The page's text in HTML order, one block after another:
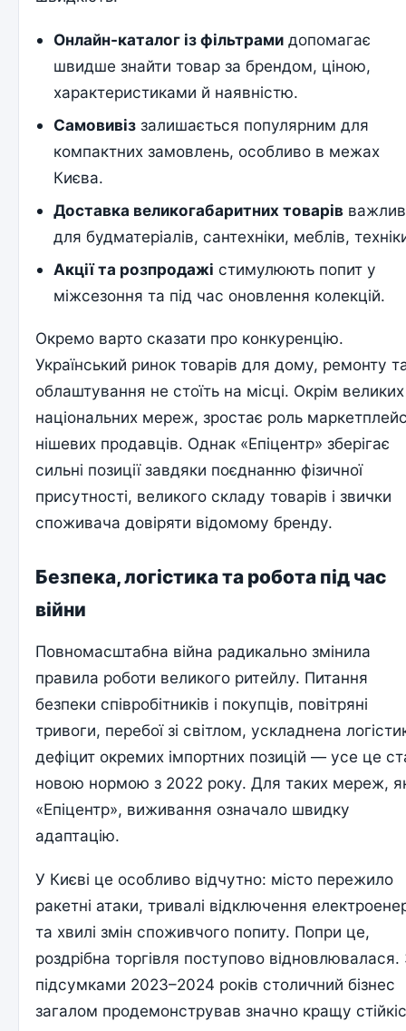
Онлайн-каталог із фільтрами допомагає
швидше знайти товар за брендом, ціною,
характеристиками й наявністю.
Самовивіз залишається популярним для
компактних замовлень, особливо в межах
Києва.
Доставка великогабаритних товарів
для будматеріалів, сантехніки, меблів,
Акції та розпродажі стимулюють попит у
міжсезоння та під час оновлення колекцій.
Окремо варто сказати про конкуренцію.
Український ринок товарів для дому, ремонту
облаштування не стоїть на місці. Окрім великих
національних мереж, зростає роль
нішевих продавців. Однак «Епіцентр» зберігає
сильні позиції завдяки поєднанню фізичної
присутності, великого складу товарів і звички
споживача довіряти відомому бренду.
Безпека, логістика та робота під час
війни
Повномасштабна війна радикально змінила
правила роботи великого ритейлу. Питання
безпеки співробітників і покупців, повітряні
тривоги, перебої зі світлом, ускладнена
дефіцит окремих імпортних позицій — усе це
новою нормою з 2022 року. Для таких мереж,
«Епіцентр», виживання означало швидку
адаптацію.
У Києві це особливо відчутно: місто пережило
ракетні атаки, тривалі відключення
та хвилі змін споживчого попиту. Попри це,
роздрібна торгівля поступово відновлювалася.
підсумками 2023–2024 років столичний бізнес
загалом продемонстрував значно кращу